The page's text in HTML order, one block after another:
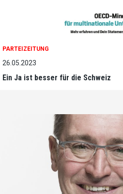
PARTEIZEITUNG
26.05.2023
Ein Ja ist besser für die Schweiz